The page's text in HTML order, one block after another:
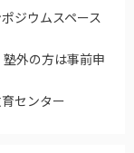
ジウムスペース
の方は事前申
センター